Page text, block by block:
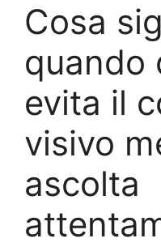
Cosa
quando
evita il
visivo
ascolta